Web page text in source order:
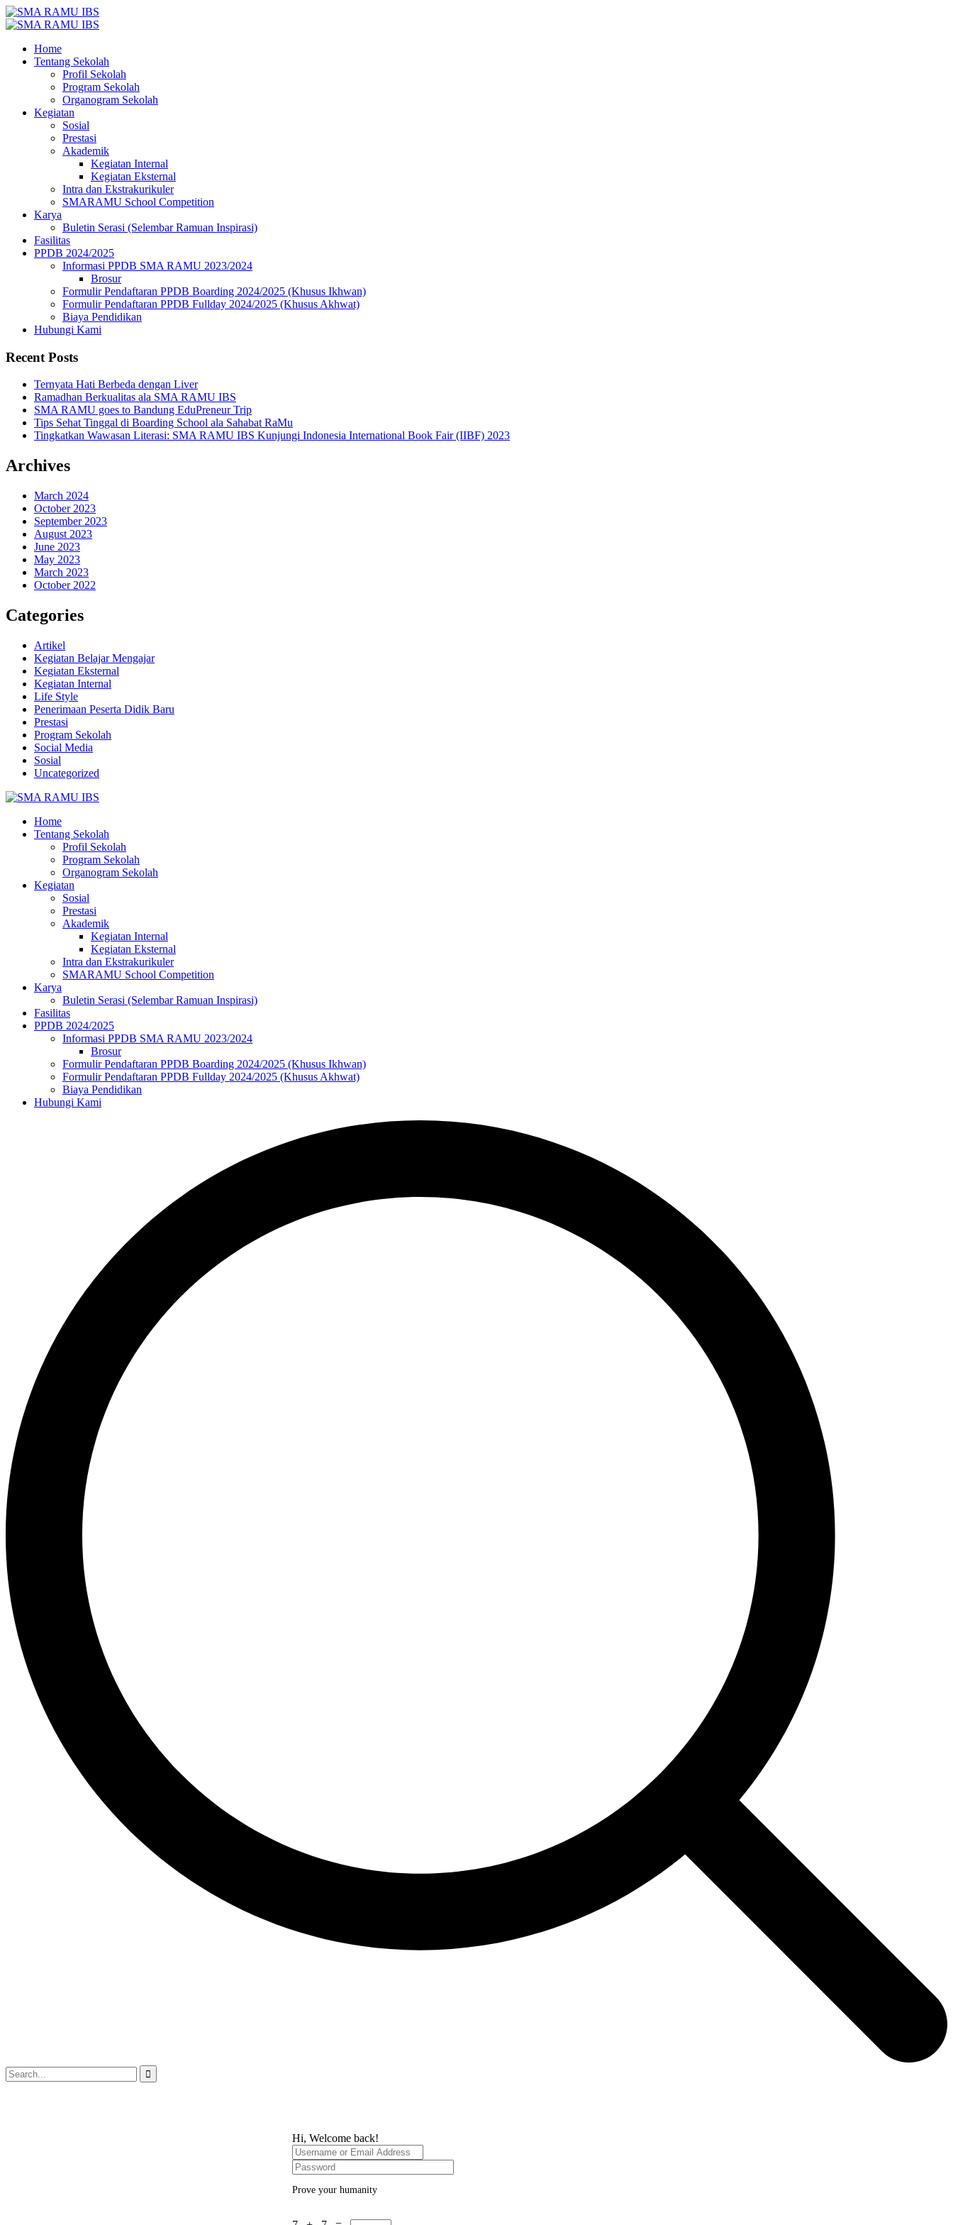
Home
Tentang Sekolah
Profil Sekolah
Program Sekolah
Organogram Sekolah
Kegiatan
Sosial
Prestasi
Akademik
Kegiatan Internal
Kegiatan Eksternal
Intra dan Ekstrakurikuler
SMARAMU School Competition
Karya
Buletin Serasi (Selembar Ramuan Inspirasi)
Fasilitas
PPDB 2024/2025
Informasi PPDB SMA RAMU 2023/2024
Brosur
Formulir Pendaftaran PPDB Boarding 2024/2025 (Khusus Ikhwan)
Formulir Pendaftaran PPDB Fullday 2024/2025 (Khusus Akhwat)
Biaya Pendidikan
Hubungi Kami
Recent Posts
Ternyata Hati Berbeda dengan Liver
Ramadhan Berkualitas ala SMA RAMU IBS
SMA RAMU goes to Bandung EduPreneur Trip
Tips Sehat Tinggal di Boarding School ala Sahabat RaMu
Tingkatkan Wawasan Literasi: SMA RAMU IBS Kunjungi Indonesia International Book Fair (IIBF) 2023
Archives
March 2024
October 2023
September 2023
August 2023
June 2023
May 2023
March 2023
October 2022
Categories
Artikel
Kegiatan Belajar Mengajar
Kegiatan Eksternal
Kegiatan Internal
Life Style
Penerimaan Peserta Didik Baru
Prestasi
Program Sekolah
Social Media
Sosial
Uncategorized
Home
Tentang Sekolah
Profil Sekolah
Program Sekolah
Organogram Sekolah
Kegiatan
Sosial
Prestasi
Akademik
Kegiatan Internal
Kegiatan Eksternal
Intra dan Ekstrakurikuler
SMARAMU School Competition
Karya
Buletin Serasi (Selembar Ramuan Inspirasi)
Fasilitas
PPDB 2024/2025
Informasi PPDB SMA RAMU 2023/2024
Brosur
Formulir Pendaftaran PPDB Boarding 2024/2025 (Khusus Ikhwan)
Formulir Pendaftaran PPDB Fullday 2024/2025 (Khusus Akhwat)
Biaya Pendidikan
Hubungi Kami
Hi, Welcome back!
Prove your humanity